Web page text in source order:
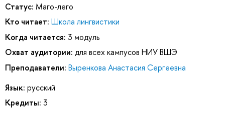
Статус: Маго-лего
Кто читает: Школа лингвистики
Когда читается: 3 модуль
Охват аудитории: для всех кампусов НИУ ВШЭ
Преподаватели: Выренкова Анастасия Сергеевна
Язык: русский
Кредиты: 3